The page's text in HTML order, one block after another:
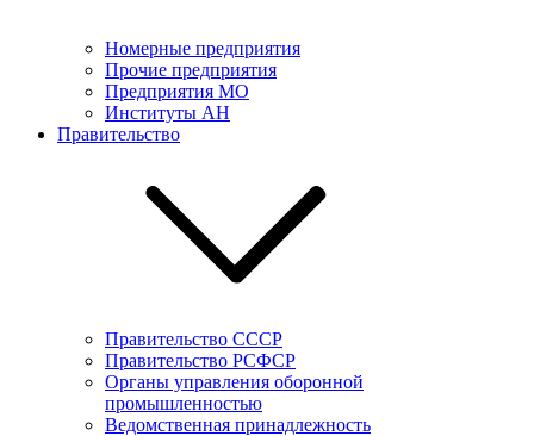
Номерные предприятия
Прочие предприятия
Предприятия МО
Институты АН
Правительство
Правительство СССР
Правительство РСФСР
Органы управления оборонной
промышленностью
Ведомственная принадлежность